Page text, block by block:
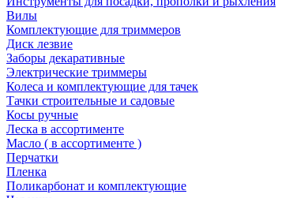
Вилы
Комплектующие для триммеров
Диск лезвие
Заборы декаративные
Электрические триммеры
Колеса и комплектующие для тачек
Тачки строительные и садовые
Косы ручные
Леска в ассортименте
Масло ( в ассортименте )
Перчатки
Пленка
Поликарбонат и комплектующие